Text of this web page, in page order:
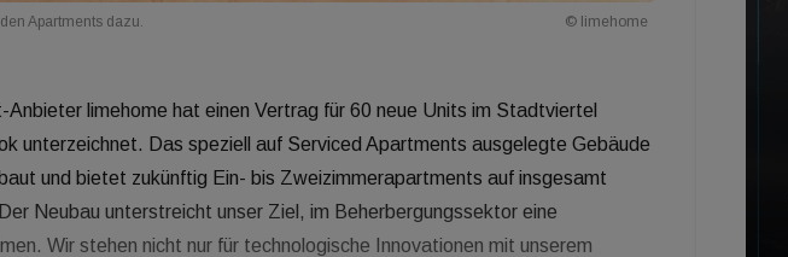
Apartments dazu. © limehome
limehome hat einen Vertrag für 60 neue Units im Stadtviertel
unterzeichnet. Das speziell auf Serviced Apartments ausgelegte Gebäude
und bietet zukünftig Ein- bis Zweizimmerapartments auf insgesamt
Neubau unterstreicht unser Ziel, im Beherbergungssektor eine
Wir stehen nicht nur für technologische Innovationen mit unserem